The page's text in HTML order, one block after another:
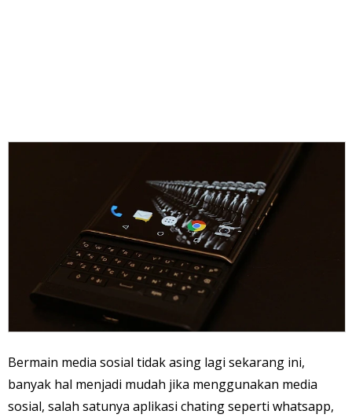
Bermain media sosial tidak asing lagi sekarang ini,
banyak hal menjadi mudah jika menggunakan media
sosial, salah satunya aplikasi chating seperti whatsapp,